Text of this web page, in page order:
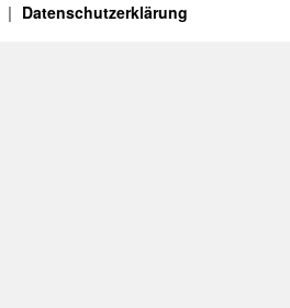
Datenschutzerklärung